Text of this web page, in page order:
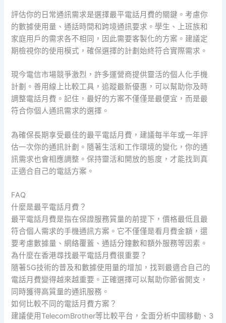
評估你的日常通訊需求是選擇最平電話月費的關鍵。考慮你
的數據使用量、通話時間和跨境通訊要求。學生、上班族和
家庭用戶的需求各不相同，因此需要客製化的方案。建議定
期檢視你的使用模式，確保選擇的計劃始終符合實際需求。
現今電信市場競爭激烈，許多運營商提供靈活的個人化手機
計劃。善用線上比較工具，追蹤最新優惠，可以幫助你及時
調整電話月費。記住，最好的方案不僅僅是最便宜，而是最
符合你個人通訊需求的選擇。
為確保長期享受最佳的最平電話月費，建議每半年或一年評
估一次你的通訊計劃。隨著生活和工作環境的變化，你的通
訊需求也會相應調整。保持靈活和開放的態度，才能找到真
正適合自己的電話方案。
FAQ
什麼是最平電話月費？
最平電話月費是指在保證服務質量的前提下，價格最低且最
符合個人需求的手機通訊方案。它不僅僅是看月費金額，還
要考慮數據量、網絡覆蓋、通話分鐘數和額外服務等因素。
為什麼在香港尋找最平電話月費很重要？
隨著5G技術的普及和數據使用量的增加，找到最適合自己的
電話月費變得越來越重要。正確選擇可以幫助你節省開支，
同時獲得高質量的通訊服務。
如何比較不同的電話月費方案？
建議使用TelecomBrother等比較平台，全面分析中國移動、3